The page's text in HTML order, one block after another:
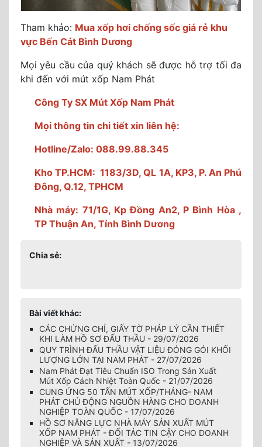
Tham khảo: Mua xốp hơi chống sốc giá rẻ khu
vực Bến Cát Bình Dương
Mọi yêu cầu của quý khách sẽ được hỗ trợ tối đa
khi đến với mút xốp Nam Phát
Công Ty SX Mút Xốp Nam Phát
Mọi thông tin chi tiết xin liên hệ:
Hotline/Zalo: 088.99.88.345
Kho TP.HCM: 1183/3D, QL 1A, KP3, P. An Phú
Đông, Q.12, TPHCM
Nhà máy: 71/1G, Kp Đồng An2, P Bình Hòa ,
TP Thuận An, Tỉnh Bình Dương
Chia sẻ:
Bài viết khác:
CÁC CHỨNG CHỈ, GIẤY TỜ PHÁP LÝ CẦN THIẾT
KHI LÀM HỒ SƠ ĐẤU THẦU - 29/07/2026
QUY TRÌNH ĐẤU THẦU VẬT LIỆU ĐÓNG GÓI KHỐI
LƯỢNG LỚN TẠI NAM PHÁT - 27/07/2026
Nam Phát Đạt Tiêu Chuẩn ISO Trong Sản Xuất
Mút Xốp Cách Nhiệt Toàn Quốc - 21/07/2026
CUNG ỨNG 50 TẤN MÚT XỐP/THÁNG- NAM
PHÁT CHỦ ĐỘNG NGUỒN HÀNG CHO DOANH
NGHIỆP TOÀN QUỐC - 17/07/2026
HỒ SƠ NĂNG LỰC NHÀ MÁY SẢN XUẤT MÚT
XỐP NAM PHÁT - ĐỐI TÁC TIN CẬY CHO DOANH
NGHIỆP VÀ SẢN XUẤT - 13/07/2026